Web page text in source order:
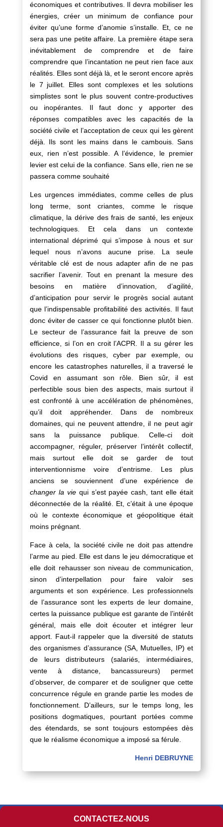
économiques et contributives. Il devra mobiliser les
énergies, créer un minimum de confiance pour
éviter qu’une forme d’anomie s’installe. Et, ce ne
sera pas une petite affaire. La première étape sera
inévitablement de comprendre et de faire
comprendre que l’incantation ne peut rien face aux
réalités. Elles sont déjà là, et le seront encore après
le 7 juillet. Elles sont complexes et les solutions
simplistes sont le plus souvent contre-productives
ou inopérantes. Il faut donc y apporter des
réponses compatibles avec les capacités de la
société civile et l’acceptation de ceux qui les gèrent
déjà. Ils sont les mains dans le cambouis. Sans
eux, rien n’est possible. A l’évidence, le premier
levier est celui de la confiance. Sans elle, rien ne se
passera comme souhaité
Les urgences immédiates, comme celles de plus
long terme, sont criantes, comme le risque
climatique, la dérive des frais de santé, les enjeux
technologiques. Et cela dans un contexte
international déprimé qui s’impose à nous et sur
lequel nous n’avons aucune prise. La seule
véritable clé est de nous adapter afin de ne pas
sacrifier l’avenir. Tout en prenant la mesure des
besoins en matière d’innovation, d’agilité,
d’anticipation pour servir le progrès social autant
que l’indispensable profitabilité des activités. Il faut
donc éviter de casser ce qui fonctionne plutôt bien.
Le secteur de l’assurance fait la preuve de son
efficience, si l’on en croit l’ACPR. Il a su gérer les
évolutions des risques, cyber par exemple, ou
encore les catastrophes naturelles, il a traversé le
Covid en assumant son rôle. Bien sûr, il est
perfectible sous bien des aspects, mais surtout il
est confronté à une accélération de phénomènes,
qu’il doit appréhender. Dans de nombreux
domaines, qui ne peuvent attendre, il ne peut agir
sans la puissance publique. Celle-ci doit
accompagner, réguler, préserver l’intérêt collectif,
mais surtout elle doit se garder de tout
interventionnisme voire d’entrisme. Les plus
anciens se souviennent d’une expérience de
changer la viequi s’est payée cash, tant elle était
déconnectée de la réalité. Et, c’était à une époque
où le contexte économique et géopolitique était
moins prégnant.
Face à cela, la société civile ne doit pas attendre
l’arme au pied. Elle est dans le jeu démocratique et
elle doit rehausser son niveau de communication,
sinon d’interpellation pour faire valoir ses
arguments et son expérience. Les professionnels
de l’assurance sont les experts de leur domaine,
certes la puissance publique est garante de l’intérêt
général, mais elle doit écouter et intégrer leur
apport. Faut-il rappeler que la diversité de statuts
des organismes d’assurance (SA, Mutuelles, IP) et
de leurs distributeurs (salariés, intermédiaires,
vente à distance, bancassureurs) permet
d’observer, de comparer et de souligner que cette
concurrence régule en grande partie les modes de
fonctionnement. D’ailleurs, sur le temps long, les
positions dogmatiques, pourtant portées comme
des étendards, se sont toujours estompées dès
que le réalisme économique a imposé sa férule.
Henri DEBRUYNE
Copyright 2026 © MEDI
CONTACTEZ-NOUS